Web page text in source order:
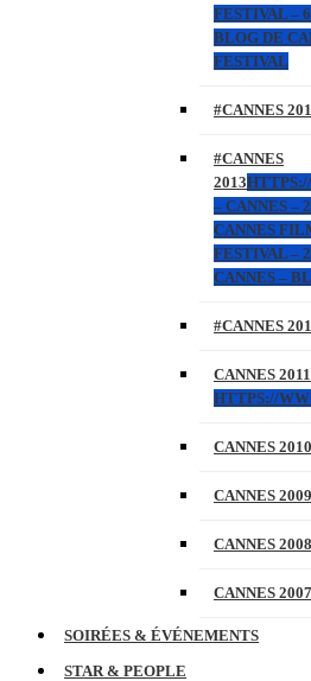
FESTIVAL –
BLOG DE
FESTIVAL
#CANNES
#CANNES
2013
– CANNES –
CANNES
FESTIVAL –
CANNES –
#CANNES
CANNES 2011
HTTPS://
CANNES 2010
CANNES 2009
CANNES 2008
CANNES 2007
SOIRÉES & ÉVÉNEMENTS
STAR & PEOPLE